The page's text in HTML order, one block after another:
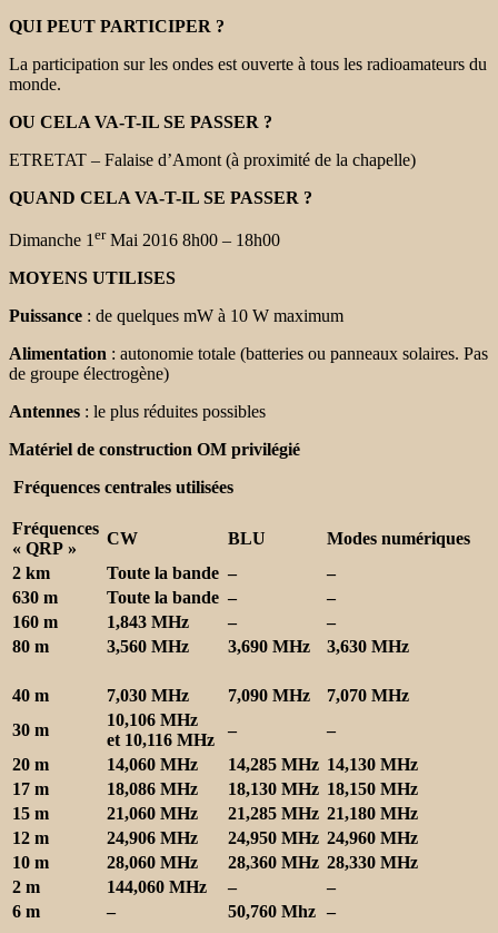
QUI PEUT PARTICIPER ?
La participation sur les ondes est ouverte à tous les radioamateurs du
monde.
OU CELA VA-T-IL SE PASSER ?
ETRETAT – Falaise d’Amont (à proximité de la chapelle)
QUAND CELA VA-T-IL SE PASSER ?
Dimanche 1erMai 2016 8h00 – 18h00
MOYENS UTILISES
Puissance : de quelques mW à 10 W maximum
Alimentation : autonomie totale (batteries ou panneaux solaires. Pas
de groupe électrogène)
Antennes : le plus réduites possibles
Matériel de construction OM privilégié
Fréquences centrales utilisées
Fréquences
« QRP »
CW BLU
Modes numériques
2 km
Toute la bande –
–
630 m
Toute la bande –
–
160 m
1,843 MHz –
–
80 m
3,560 MHz 3,690 MHz 3,630 MHz
40 m 7,030 MHz 7,090 MHz
7,070 MHz
30 m
10,106 MHz
et 10,116 MHz
–
–
20 m
14,060 MHz 14,285 MHz 14,130 MHz
17 m
18,086 MHz 18,130 MHz 18,150 MHz
15 m
21,060 MHz 21,285 MHz 21,180 MHz
12 m
24,906 MHz 24,950 MHz 24,960 MHz
10 m
28,060 MHz 28,360 MHz 28,330 MHz
2 m
144,060 MHz –
–
6 m
– 50,760 Mhz –